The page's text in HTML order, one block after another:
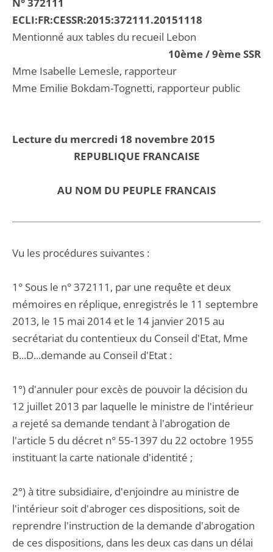
ECLI:FR:CESSR:2015:372111.20151118
Mentionné aux tables du recueil Lebon
10ème / 9ème SSR
Mme Isabelle Lemesle, rapporteur
Mme Emilie Bokdam-Tognetti, rapporteur public
Lecture du mercredi 18 novembre 2015
REPUBLIQUE FRANCAISE
AU NOM DU PEUPLE FRANCAIS
Vu les procédures suivantes :
1° Sous le n° 372111, par une requête et deux
mémoires en réplique, enregistrés le 11 septembre
2013, le 15 mai 2014 et le 14 janvier 2015 au
secrétariat du contentieux du Conseil d'Etat, Mme
B...D...demande au Conseil d'Etat :
1°) d'annuler pour excès de pouvoir la décision du
12 juillet 2013 par laquelle le ministre de l'intérieur
a rejeté sa demande tendant à l'abrogation de
l'article 5 du décret n° 55-1397 du 22 octobre 1955
instituant la carte nationale d'identité ;
2°) à titre subsidiaire, d'enjoindre au ministre de
l'intérieur soit d'abroger ces dispositions, soit de
reprendre l'instruction de la demande d'abrogation
de ces dispositions, dans les deux cas dans un délai